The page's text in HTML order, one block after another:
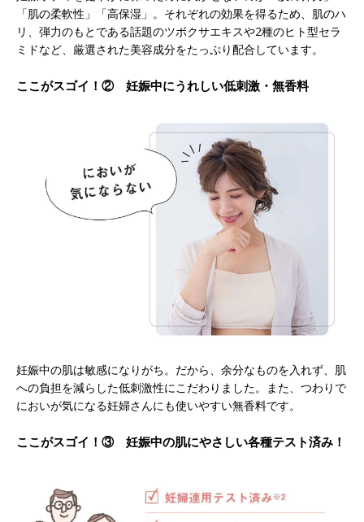
「肌の柔軟性」「高保湿」。それぞれの効果を得るため、肌のハ
リ、弾力のもとである話題のツボクサエキスや2種のヒト型セラ
ミドなど、厳選された美容成分をたっぷり配合しています。
ここがスゴイ！② 妊娠中にうれしい低刺激・無香料
妊娠中の肌は敏感になりがち。だから、余分なものを入れず、肌
への負担を減らした低刺激性にこだわりました。また、つわりで
においが気になる妊婦さんにも使いやすい無香料です。
ここがスゴイ！③ 妊娠中の肌にやさしい各種テスト済み！